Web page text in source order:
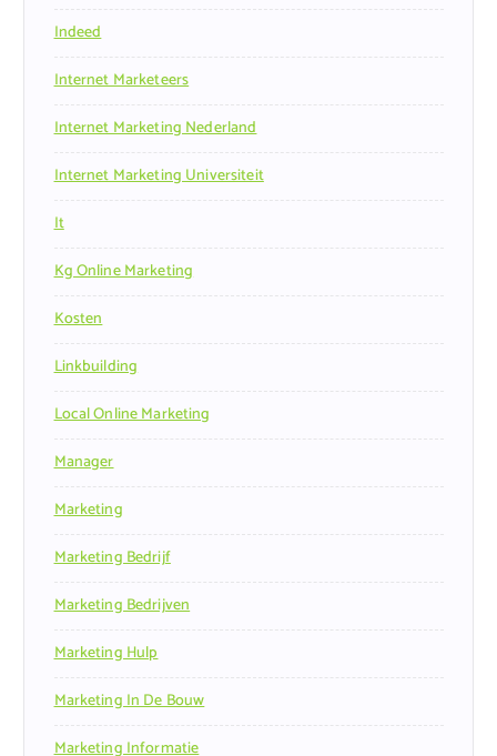
Indeed
Internet Marketeers
Internet Marketing Nederland
Internet Marketing Universiteit
It
Kg Online Marketing
Kosten
Linkbuilding
Local Online Marketing
Manager
Marketing
Marketing Bedrijf
Marketing Bedrijven
Marketing Hulp
Marketing In De Bouw
Marketing Informatie